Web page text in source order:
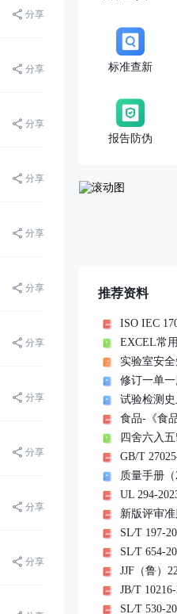
分享
分享
分享
分享
分享
分享
分享
分享
分享
分享
分享
标准查新
报告防伪
推荐资料
ISO IEC
EXCEL常
实验室安全
试验检测
四舍六入五
质量手册（
新版评审
SL∕T 197-
JJF（鲁）
JB/T